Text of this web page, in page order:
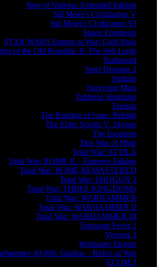
Rise of Nations: Extended Edition
Sid Meier's Civilization V
Sid Meier's Civilization VI
Space Engineers
STAR WARS Empire at War: Gold Pack
of the Old Republic II: The Sith Lords
Starbound
Steel Division 2
Stellaris
Surviving Mars
Tabletop Simulator
Terraria
The Binding of Isaac: Rebirth
The Elder Scrolls V: Skyrim
The Escapists
This War of Mine
Total War: ATTILA
Total War: ROME II – Emperor Edition
Total War: ROME REMASTERED
Total War: SHOGUN 2
Total War: THREE KINGDOMS
Total War: WARHAMMER
Total War: WARHAMMER II
Total War: WARHAMMER III
Transport Fever 2
Victoria 3
Wallpaper Engine
40,000: Gladius – Relics of War
XCOM 2